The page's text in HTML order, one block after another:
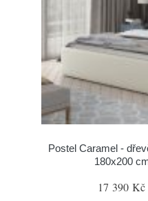
Postel Caramel -
180x200
17 390 Kč